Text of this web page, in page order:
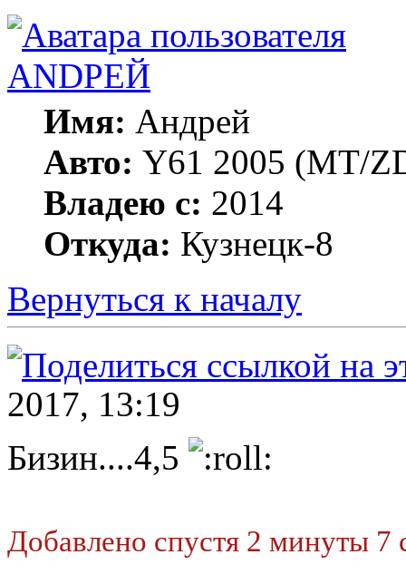
ANDРЕЙ
Имя: Андрей
Авто: Y61 2005 (МT/
Владею с: 2014
Откуда: Кузнецк-8
Вернуться к началу
2017, 13:19
Бизин....4,5
Добавлено спустя 2 минуты 7